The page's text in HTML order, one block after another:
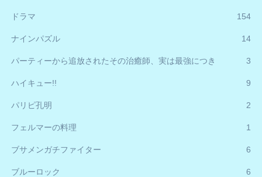
ドラマ 154
ナインパズル 14
パーティーから追放されたその治癒師、実は最強につき 3
ハイキュー!! 9
パリピ孔明 2
フェルマーの料理 1
ブサメンガチファイター 6
ブルーロック 6